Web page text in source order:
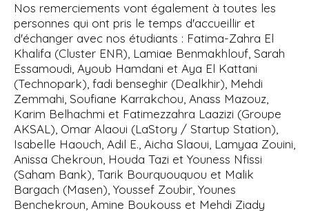
Nos remerciements vont également à toutes les
personnes qui ont pris le temps d'accueillir et
d'échanger avec nos étudiants : Fatima-Zahra El
Khalifa (Cluster ENR), Lamiae Benmakhlouf, Sarah
Essamoudi, Ayoub Hamdani et Aya El Kattani
(Technopark), fadi benseghir (Dealkhir), Mehdi
Zemmahi, Soufiane Karrakchou, Anass Mazouz,
Karim Belhachmi et Fatimezzahra Laazizi (Groupe
AKSAL), Omar Alaoui (LaStory / Startup Station),
Isabelle Haouch, Adil E., Aicha Slaoui, Lamyaa Zouini,
Anissa Chekroun, Houda Tazi et Youness Nfissi
(Saham Bank), Tarik Bourquouquou et Malik
Bargach (Masen), Youssef Zoubir, Younes
Benchekroun, Amine Boukouss et Mehdi Ziady